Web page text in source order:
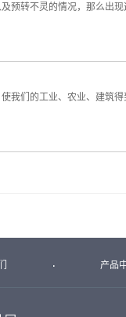
预转不灵的情况，那么出
我们的工业、农业、建筑
产品